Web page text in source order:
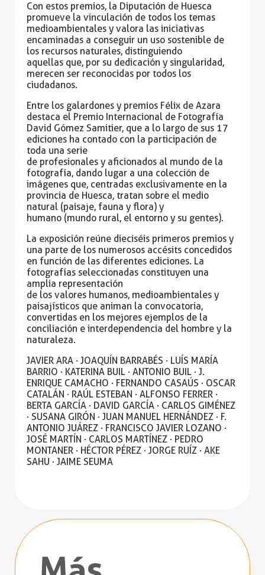
Con estos premios, la Diputación de Huesca
promueve la vinculación de todos los temas
medioambientales y valora las iniciativas
encaminadas a conseguir un uso sostenible de
los recursos naturales, distinguiendo
aquellas que, por su dedicación y singularidad,
merecen ser reconocidas por todos los
ciudadanos.
Entre los galardones y premios Félix de Azara
destaca el Premio Internacional de Fotografía
David Gómez Samitier, que a lo largo de sus 17
ediciones ha contado con la participación de
toda una serie
de profesionales y aficionados al mundo de la
fotografía, dando lugar a una colección de
imágenes que, centradas exclusivamente en la
provincia de Huesca, tratan sobre el medio
natural (paisaje, fauna y flora) y
humano (mundo rural, el entorno y su gentes).
La exposición reúne dieciséis primeros premios y
una parte de los numerosos accésits concedidos
en función de las diferentes ediciones. La
fotografías seleccionadas constituyen una
amplia representación
de los valores humanos, medioambientales y
paisajísticos que animan la convocatoria,
convertidas en los mejores ejemplos de la
conciliación e interdependencia del hombre y la
naturaleza.
JAVIER ARA · JOAQUÍN BARRABÉS · LUÍS MARÍA
BARRIO · KATERINA BUIL · ANTONIO BUIL · J.
ENRIQUE CAMACHO · FERNANDO CASAÚS · OSCAR
CATALÁN · RAÚL ESTEBAN · ALFONSO FERRER ·
BERTA GARCÍA · DAVID GARCÍA · CARLOS GIMÉNEZ
· SUSANA GIRÓN · JUAN MANUEL HERNÁNDEZ · F.
ANTONIO JUÁREZ · FRANCISCO JAVIER LOZANO ·
JOSÉ MARTÍN · CARLOS MARTÍNEZ · PEDRO
MONTANER · HÉCTOR PÉREZ · JORGE RUÍZ · AKE
SAHU · JAIME SEUMA